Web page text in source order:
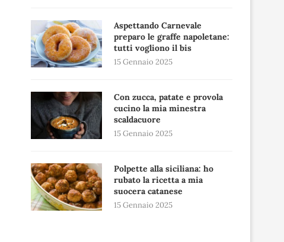
Aspettando Carnevale
preparo le graffe napoletane:
tutti vogliono il bis
15 Gennaio 2025
Con zucca, patate e provola
cucino la mia minestra
scaldacuore
15 Gennaio 2025
Polpette alla siciliana: ho
rubato la ricetta a mia
suocera catanese
15 Gennaio 2025